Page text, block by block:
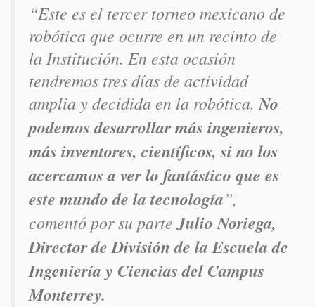
“Este es el tercer torneo mexicano de
robótica que ocurre en un recinto de
la Institución. En esta ocasión
tendremos tres días de actividad
amplia y decidida en la robótica. No
podemos desarrollar más ingenieros,
más inventores, científicos, si no los
acercamos a ver lo fantástico que es
este mundo de la tecnología”,
comentó por su parteJulio Noriega,
Director de División de la Escuela de
Ingeniería y Ciencias del Campus
Monterrey.